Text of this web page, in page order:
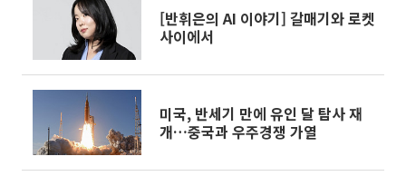
[반휘은의 AI 이야기] 갈매기와 로켓
사이에서
미국, 반세기 만에 유인 달 탐사 재
개…중국과 우주경쟁 가열